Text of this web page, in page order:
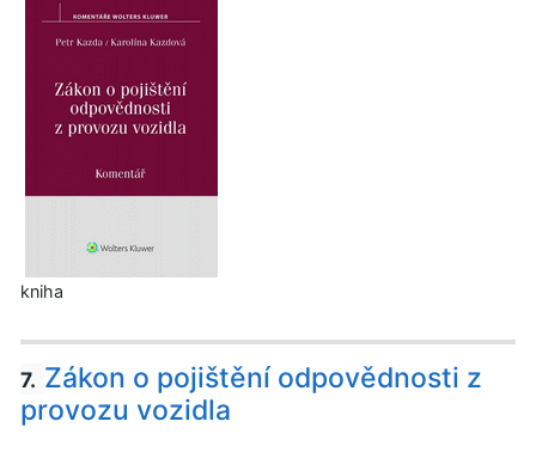
kniha
7. Zákon o pojištění odpovědnosti z
provozu vozidla